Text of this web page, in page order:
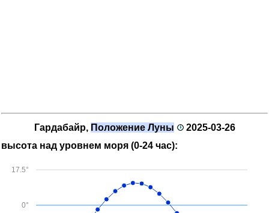
Гардабайр, Положение Луны
2025-03-26
высота над уровнем моря (0-24 час):
0°
17.5°